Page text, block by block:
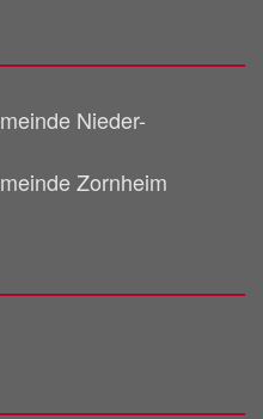
Nieder-
Zornheim